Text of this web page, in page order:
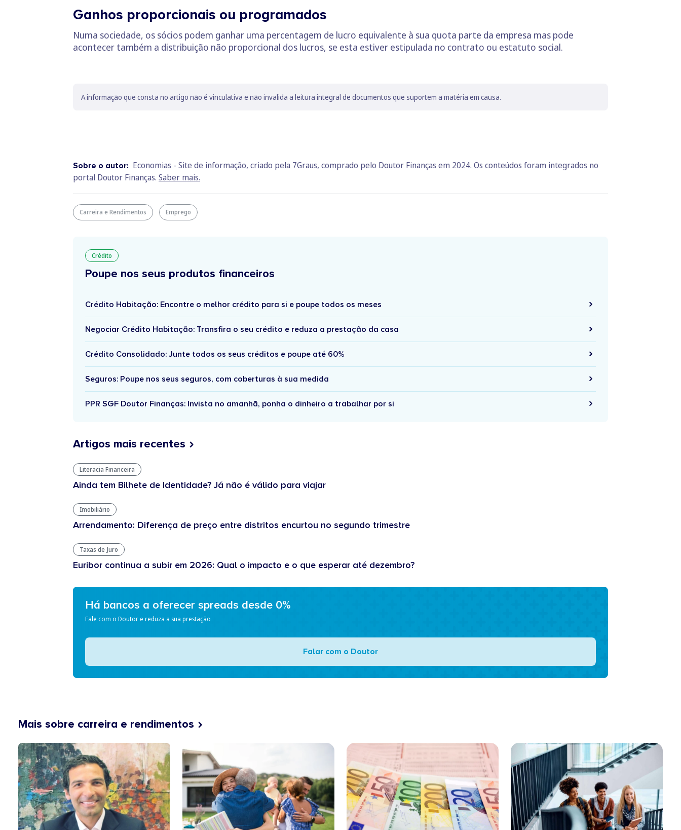
Ganhos proporcionais ou programados
Numa sociedade, os sócios podem ganhar uma percentagem de lucro equivalente à sua quota parte da empresa mas pode
acontecer também a distribuição não proporcional dos lucros, se esta estiver estipulada no contrato ou estatuto social.
A informação que consta no artigo não é vinculativa e não invalida a leitura integral de documentos que suportem a matéria em causa.
Sobre o autor: Economias - Site de informação, criado pela 7Graus, comprado pelo Doutor Finanças em 2024. Os conteúdos foram integrados no
portal Doutor Finanças. Saber mais.
Carreira e Rendimentos Emprego
Crédito
Poupe nos seus produtos financeiros
Crédito Habitação: Encontre o melhor crédito para si e poupe todos os meses
Negociar Crédito Habitação: Transfira o seu crédito e reduza a prestação da casa
Crédito Consolidado: Junte todos os seus créditos e poupe até 60%
Seguros: Poupe nos seus seguros, com coberturas à sua medida
PPR SGF Doutor Finanças: Invista no amanhã, ponha o dinheiro a trabalhar por si
Artigos mais recentes
Literacia Financeira
Ainda tem Bilhete de Identidade? Já não é válido para viajar
Imobiliário
Arrendamento: Diferença de preço entre distritos encurtou no segundo trimestre
Taxas de Juro
Euribor continua a subir em 2026: Qual o impacto e o que esperar até dezembro?
Há bancos a oferecer spreads desde 0%
Fale com o Doutor e reduza a sua prestação
Falar com o Doutor
Mais sobre carreira e rendimentos